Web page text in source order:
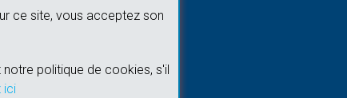
ce site, vous acceptez son
politique de cookies, s'il
ici